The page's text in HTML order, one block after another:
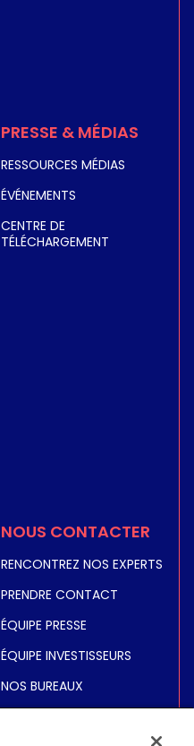
PRESSE & MÉDIAS
RESSOURCES MÉDIAS
ÉVÉNEMENTS
CENTRE DE
TÉLÉCHARGEMENT
NOUS CONTACTER
RENCONTREZ NOS EXPERTS
PRENDRE CONTACT
ÉQUIPE PRESSE
ÉQUIPE INVESTISSEURS
NOS BUREAUX